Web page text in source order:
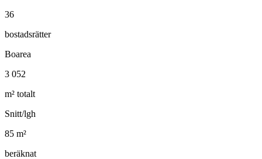
36
bostadsrätter
Boarea
3 052
m² totalt
Snitt/lgh
85 m²
beräknat